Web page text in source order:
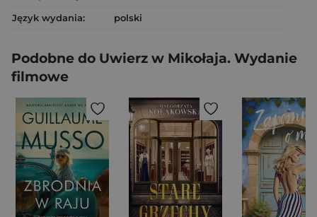
Język wydania:
polski
Podobne do Uwierz w Mikołaja. Wydanie
filmowe